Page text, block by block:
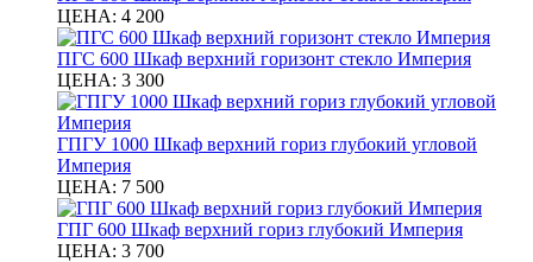
ЦЕНА: 4 200
ПГC 600 Шкаф верхний горизонт стекло Империя
ЦЕНА: 3 300
ГПГУ 1000 Шкаф верхний гориз глубокий угловой
Империя
ЦЕНА: 7 500
ГПГ 600 Шкаф верхний гориз глубокий Империя
ЦЕНА: 3 700